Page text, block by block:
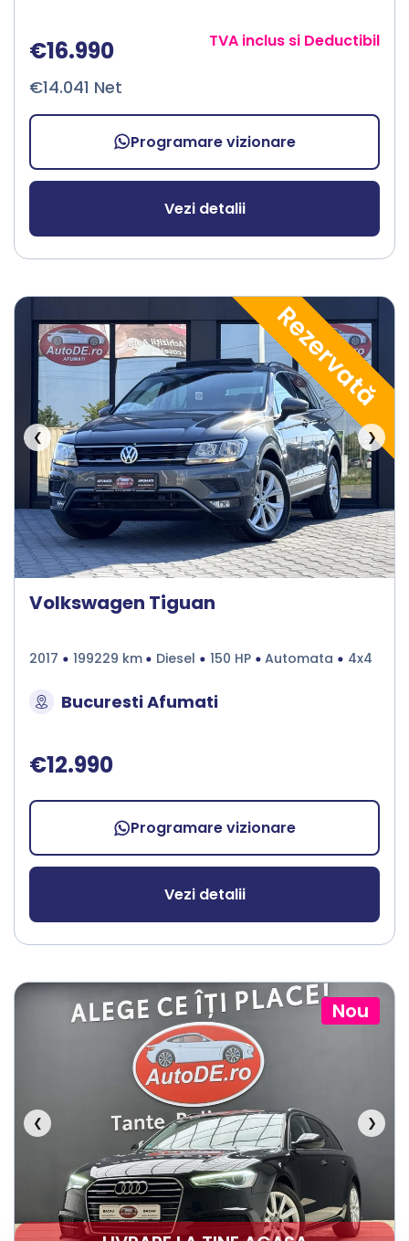
€16.990
€14.041 Net
TVA inclus si Deductibil
Programare vizionare
Vezi detalii
Rezervată
❮ ❯
Volkswagen Tiguan
2017 199229 km Diesel 150 HP Automata 4x4
Bucuresti Afumati
€12.990
Programare vizionare
Vezi detalii
Nou
❮ ❯